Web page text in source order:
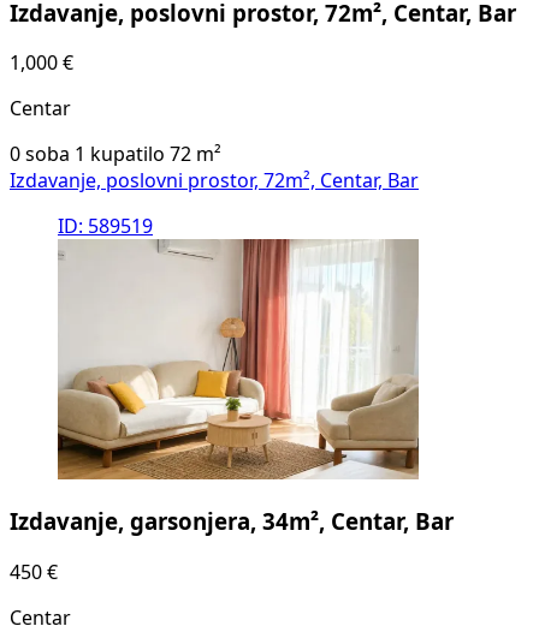
Izdavanje, poslovni prostor, 72m², Centar, Bar
1,000 €
Centar
0 soba 1 kupatilo 72 m²
Izdavanje, poslovni prostor, 72m², Centar, Bar
ID: 589519
Izdavanje, garsonjera, 34m², Centar, Bar
450 €
Centar